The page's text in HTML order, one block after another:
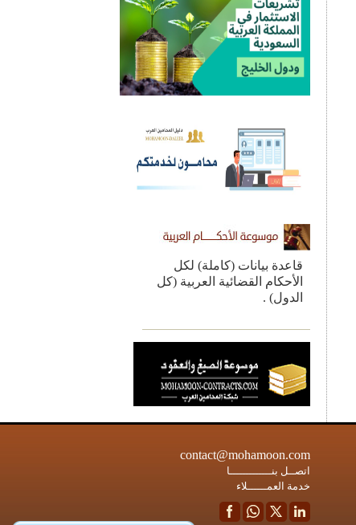
قاعدة بيانات (كاملة) لكل
الأحكام القضائية العربية (كل
الدول) .
contact@mohamoon.com
اتصــل بنـــــــــــــا
خدمة العمــــــلاء